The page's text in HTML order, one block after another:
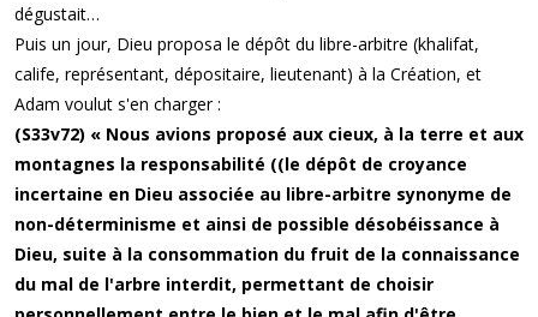
dégustait…
Puis un jour, Dieu proposa le dépôt du libre-arbitre (khalifat,
calife, représentant, dépositaire, lieutenant) à la Création, et
Adam voulut s'en charger :
(S33v72) « Nous avions proposé aux cieux, à la terre et aux
montagnes la responsabilité ((le dépôt de croyance
incertaine en Dieu associée au libre-arbitre synonyme de
non-déterminisme et ainsi de possible désobéissance à
Dieu, suite à la consommation du fruit de la connaissance
du mal de l'arbre interdit, permettant de choisir